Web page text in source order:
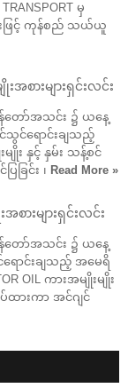
မှ
ဖြင့် ကုန်စည် သယ်ယူ
းအစားများရှင်းလင်း
န်တော်အသင်း ၌ ယနေ့
င်သွင်ရောင်းချသည့်
ျိုး နှင့် နှမ်း သန့်စင်
ခြင်း ၊ Read More »
စားများရှင်းလင်း
န်တော်အသင်း ၌ ယနေ့
ရောင်းချသည့် အမေရိ
OIL ကားအမျိုးမျိုး
ားကာ အင်ဂျင်